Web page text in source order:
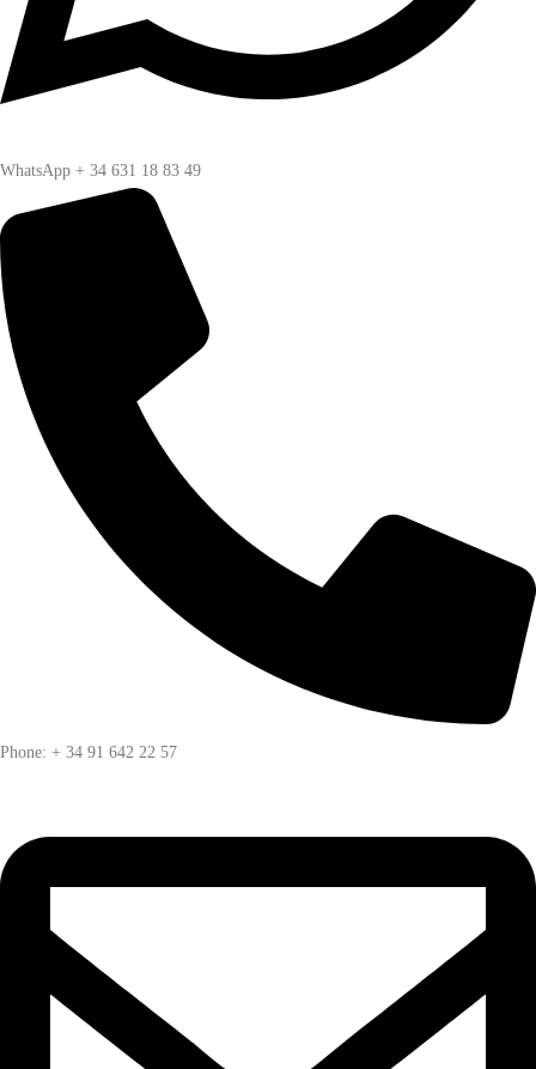
WhatsApp + 34 631 18 83 49
Phone: + 34 91 642 22 57